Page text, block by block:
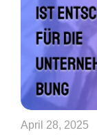
April 28, 2025